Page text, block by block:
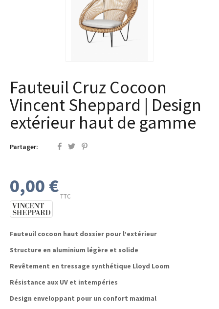
Fauteuil Cruz Cocoon
Vincent Sheppard | Design
extérieur haut de gamme
Partager:
0,00 €TTC
Fauteuil cocoon haut dossier pour l’extérieur
Structure en aluminium légère et solide
Revêtement en tressage synthétique Lloyd Loom
Résistance aux UV et intempéries
Design enveloppant pour un confort maximal